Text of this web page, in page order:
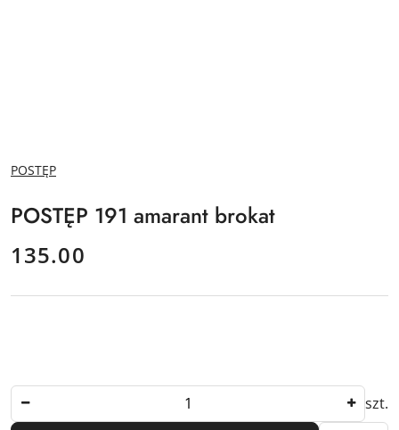
NAZWA
PRODUCENTA:
POSTĘP
POSTĘP 191 amarant brokat
cena:
135.00
szt.